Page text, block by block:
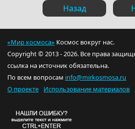
Назад
«Мир космоса» Космос вокруг нас.
Copyright © 2013 - 2026. Все права
ссылка на источник обязательна.
По всем вопросам info@mirkosmosa.ru
О проекте
Использование материалов